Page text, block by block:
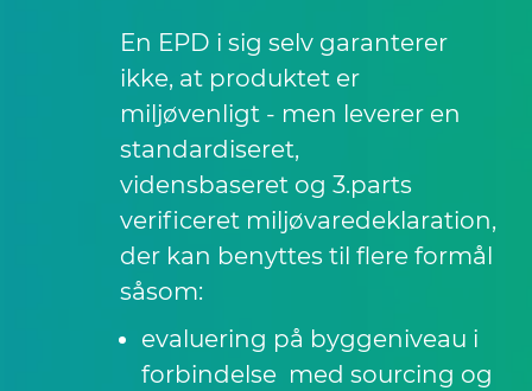
En EPD i sig selv garanterer
ikke, at produktet er
miljøvenligt - men leverer en
standardiseret,
vidensbaseret og 3.parts
verificeret miljøvaredeklaration,
der kan benyttes til flere formål
såsom:
evaluering på byggeniveau i
forbindelse med sourcing og